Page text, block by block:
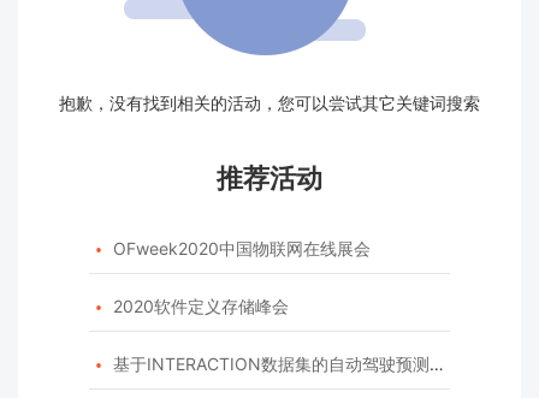
抱歉，没有找到相关的活动，您可以尝试其它关键词搜索
推荐活动
 OFweek2020中国物联网在线展会
 2020软件定义存储峰会
 基于INTERACTION数据集的自动驾驶预测模型挑战赛